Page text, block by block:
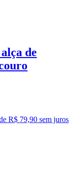
de
R$ 79,90 sem juros